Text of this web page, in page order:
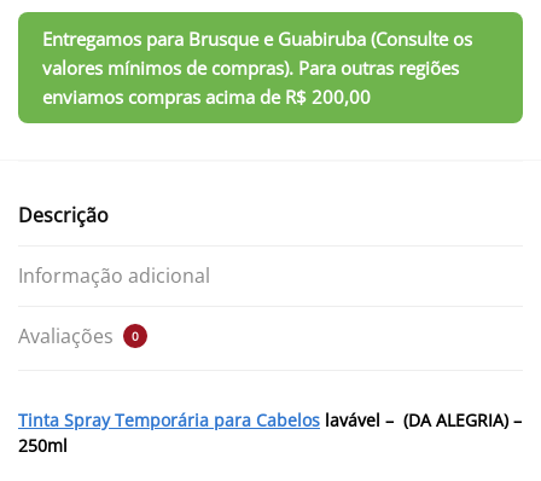
Descrição
Informação adicional
Avaliações 0
Tinta Spray Temporária para Cabelos lavável – (DA ALEGRIA) –
250ml